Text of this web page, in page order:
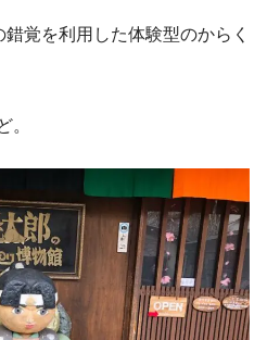
覚を利用した体験型のからく
。